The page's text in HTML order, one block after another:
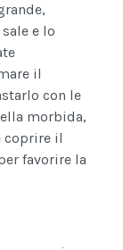
e lo
il
con le
morbida,
coprire il
favorire la